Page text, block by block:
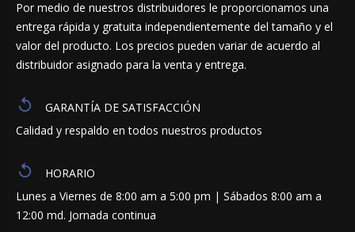
Por medio de nuestros distribuidores le proporcionamos una
entrega rápida y gratuita independientemente del tamaño y el
valor del producto. Los precios pueden variar de acuerdo al
distribuidor asignado para la venta y entrega.
GARANTÍA DE SATISFACCIÓN
Calidad y respaldo en todos nuestros productos
HORARIO
Lunes a Viernes de 8:00 am a 5:00 pm | Sábados 8:00 am a
12:00 md. Jornada continua